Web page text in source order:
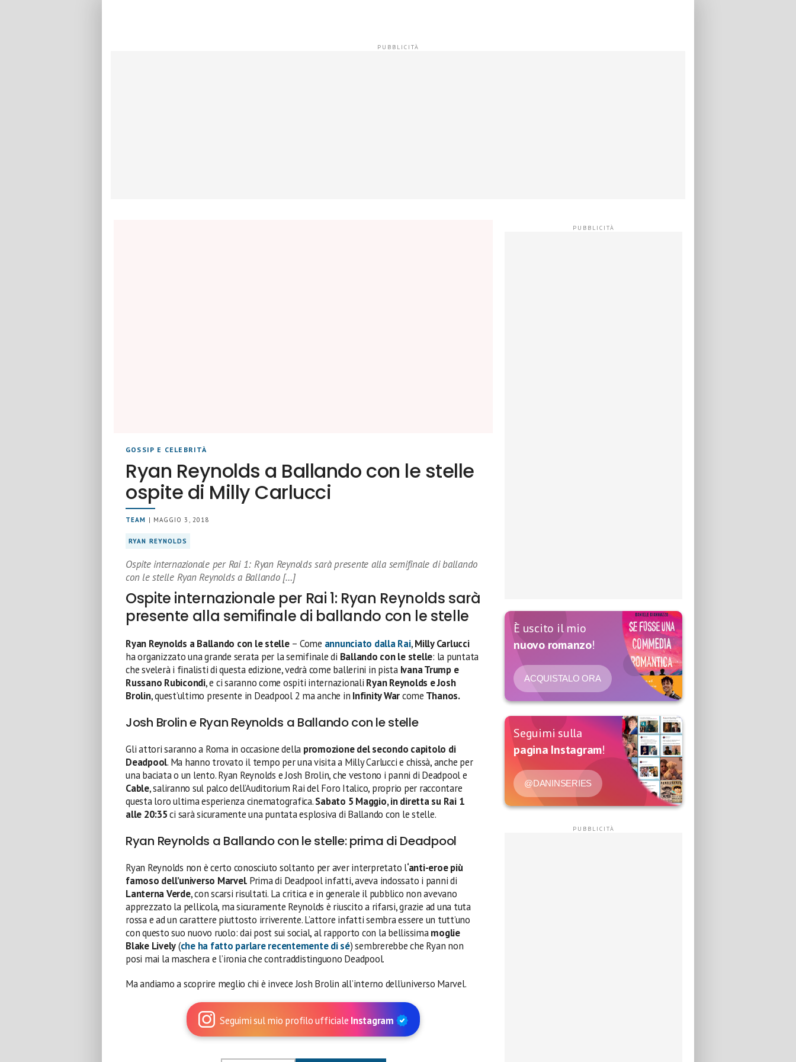
GOSSIP E CELEBRITÀ
Ryan Reynolds a Ballando con le stelle
ospite di Milly Carlucci
TEAM | MAGGIO 3, 2018
RYAN REYNOLDS
Ospite internazionale per Rai 1: Ryan Reynolds sarà presente alla semifinale di ballando
con le stelle Ryan Reynolds a Ballando […]
Ospite internazionale per Rai 1: Ryan Reynolds sarà
presente alla semifinale di ballando con le stelle
Ryan Reynolds a Ballando con le stelle – Come annunciato dalla Rai,Milly Carlucci
ha organizzato una grande serata per la semifinale di Ballando con le stelle: la puntata
che svelerà i finalisti di questa edizione, vedrà come ballerini in pista Ivana Trump e
Russano Rubicondi, e ci saranno come ospiti internazionali Ryan Reynolds e Josh
Brolin, quest’ultimo presente in Deadpool 2 ma anche in Infinity Warcome Thanos.
Josh Brolin e Ryan Reynolds a Ballando con le stelle
Gli attori saranno a Roma in occasione della promozione del secondo capitolo di
Deadpool. Ma hanno trovato il tempo per una visita a Milly Carlucci e chissà, anche per
una baciata o un lento. Ryan Reynolds e Josh Brolin, che vestono i panni di Deadpool e
Cable, saliranno sul palco dell’Auditorium Rai del Foro Italico, proprio per raccontare
questa loro ultima esperienza cinematografica.Sabato 5 Maggio, in diretta su Rai 1
alle 20:35ci sarà sicuramente una puntata esplosiva di Ballando con le stelle.
Ryan Reynolds a Ballando con le stelle: prima di Deadpool
Ryan Reynolds non è certo conosciuto soltanto per aver interpretato l‘anti-eroe più
famoso dell’universo Marvel. Prima di Deadpool infatti, aveva indossato i panni di
Lanterna Verde, con scarsi risultati. La critica e in generale il pubblico non avevano
apprezzato la pellicola, ma sicuramente Reynolds è riuscito a rifarsi, grazie ad una tuta
rossa e ad un carattere piuttosto irriverente. L’attore infatti sembra essere un tutt’uno
con questo suo nuovo ruolo: dai post sui social, al rapporto con la bellissimamoglie
Blake Lively(che ha fatto parlare recentemente di sé) sembrerebbe che Ryan non
posi mai la maschera e l’ironia che contraddistinguono Deadpool.
Ma andiamo a scoprire meglio chi è invece Josh Brolin all’interno dell’universo Marvel.
Seguimi sul mio profilo ufficiale Instagram
È uscito il mio
nuovo romanzo!
ACQUISTALO ORA
Seguimi sulla
pagina Instagram!
@DANINSERIES